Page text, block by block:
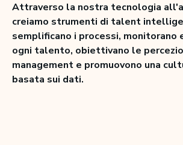
Attraverso la nostra tecnologia
creiamo strumenti di talent
semplificano i processi, monitorano
ogni talento, obiettivano le
management e promuovono una
basata sui dati.